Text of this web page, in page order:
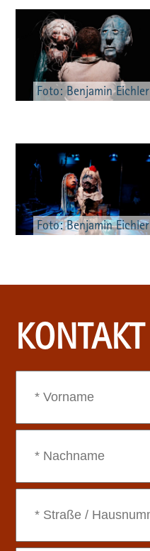
Foto: Benjamin Eichler
Foto: Benjamin Eichler
KONTAKT